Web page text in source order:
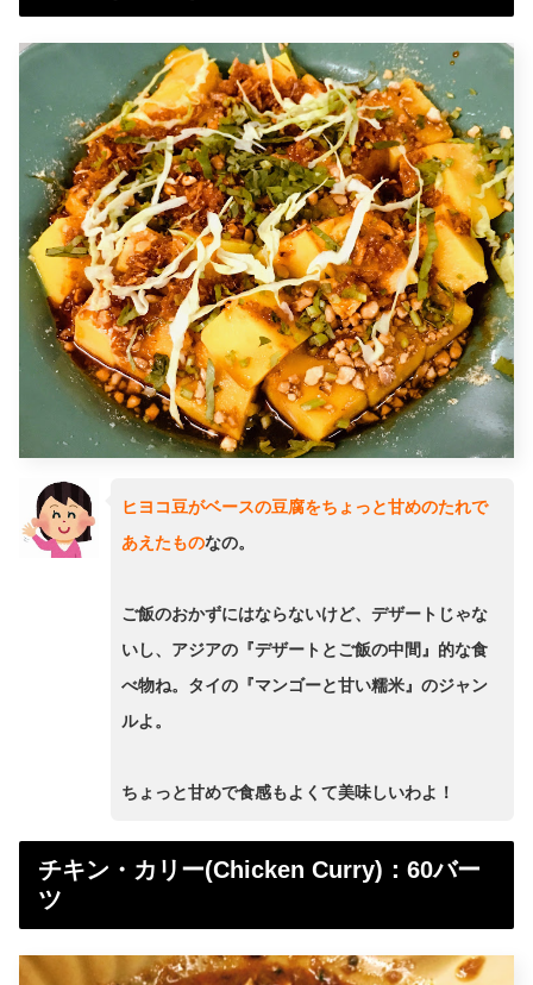
ヒヨコ豆がベースの豆腐をちょっと甘めのたれで
あえたものなの。
ご飯のおかずにはならないけど、デザートじゃな
いし、アジアの『デザートとご飯の中間』的な食
べ物ね。タイの『マンゴーと甘い糯米』のジャン
ルよ。
ちょっと甘めで食感もよくて美味しいわよ！
チキン・カリー(Chicken Curry)：60バー
ツ